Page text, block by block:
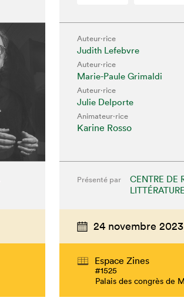
Auteur·rice
Judith Lefebvre
Auteur·rice
Marie-Paule Grimaldi
Auteur·rice
Julie Delporte
Animateur⋅rice
Karine Rosso
Présenté par
CENTRE DE
24 novembre
Espace Zines
#1525
Palais des congrès de